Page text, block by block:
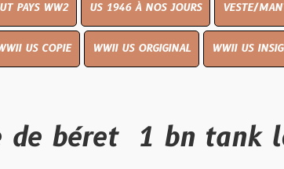
US 1946 À NOS JOURS VESTE/MANTEAU
WWII US ORGIGINAL WWII US INSIGNES
1 bn tank lourd